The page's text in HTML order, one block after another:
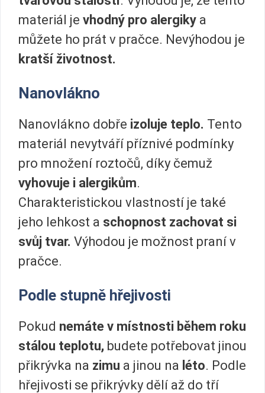
materiál je vhodný pro alergiky a
můžete ho prát v pračce. Nevýhodou je
kratší životnost.
Nanovlákno
Nanovlákno dobře izoluje teplo. Tento
materiál nevytváří příznivé podmínky
pro množení roztočů, díky čemuž
vyhovuje i alergikům.
Charakteristickou vlastností je také
jeho lehkost a schopnost zachovat si
svůj tvar. Výhodou je možnost praní v
pračce.
Podle stupně hřejivosti
Pokud nemáte v místnosti během roku
stálou teplotu, budete potřebovat jinou
přikrývka na zimu a jinou na léto. Podle
hřejivosti se přikrývky dělí až do tří